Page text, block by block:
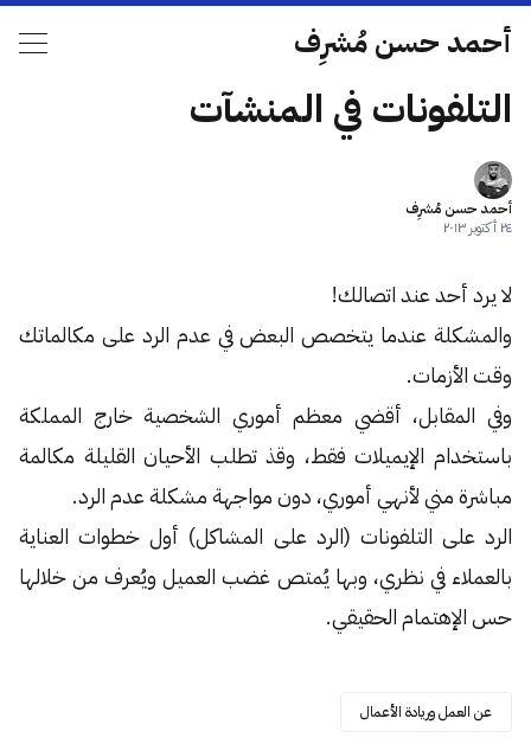
أحمد حسن مُشرِف
التلفونات في المنشآت
أحمد حسن مُشرِف
٢٤ أكتوبر ٢٠١٣
لا يرد أحد عند اتصالك!
والمشكلة عندما يتخصص البعض في عدم الرد على مكالماتك
وقت الأزمات.
وفي المقابل، أقضي معظم أموري الشخصية خارج المملكة
باستخدام الإيميلات فقط، وقذ تطلب الأحيان القليلة مكالمة
مباشرة مني لأنهي أموري، دون مواجهة مشكلة عدم الرد.
الرد على التلفونات (الرد على المشاكل) أول خطوات العناية
بالعملاء في نظري، وبها يُمتص غضب العميل ويُعرف من خلالها
حس الإهتمام الحقيقي.
عن العمل وريادة الأعمال